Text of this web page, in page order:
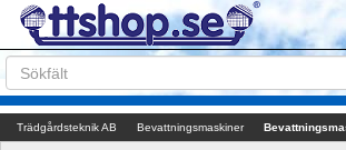
Trädgårdsteknik AB Bevattningsmaskiner